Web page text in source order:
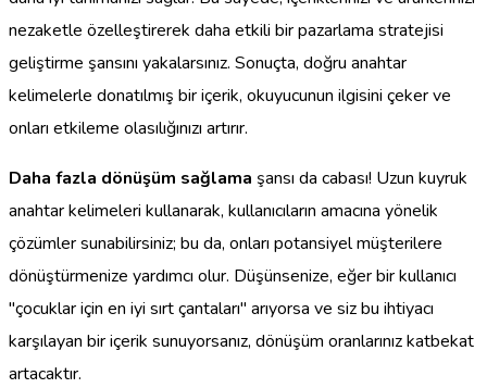
nezaketle özelleştirerek daha etkili bir pazarlama stratejisi
geliştirme şansını yakalarsınız. Sonuçta, doğru anahtar
kelimelerle donatılmış bir içerik, okuyucunun ilgisini çeker ve
onları etkileme olasılığınızı artırır.
Daha fazla dönüşüm sağlama şansı da cabası! Uzun kuyruk
anahtar kelimeleri kullanarak, kullanıcıların amacına yönelik
çözümler sunabilirsiniz; bu da, onları potansiyel müşterilere
dönüştürmenize yardımcı olur. Düşünsenize, eğer bir kullanıcı
"çocuklar için en iyi sırt çantaları" arıyorsa ve siz bu ihtiyacı
karşılayan bir içerik sunuyorsanız, dönüşüm oranlarınız katbekat
artacaktır.